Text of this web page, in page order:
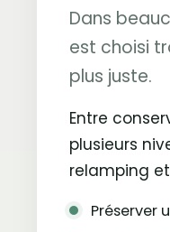
Dans
est choisi
plus juste.
Entre
plusieurs
relamping
Préserver